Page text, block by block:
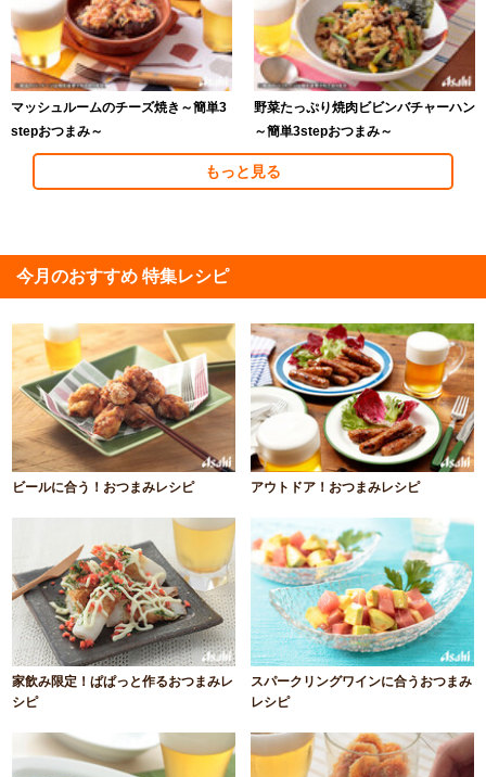
マッシュルームのチーズ焼き～簡単3
stepおつまみ～
野菜たっぷり焼肉ビビンバチャーハン
～簡単3stepおつまみ～
もっと見る
今月のおすすめ 特集レシピ
ビールに合う！おつまみレシピ アウトドア！おつまみレシピ
家飲み限定！ぱぱっと作るおつまみレ
シピ
スパークリングワインに合うおつまみ
レシピ